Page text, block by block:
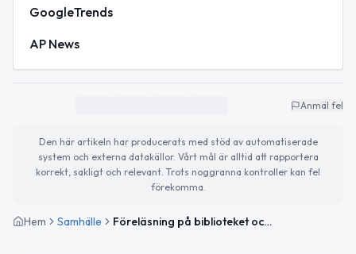
GoogleTrends
AP News
Anmäl fel
Den här artikeln har producerats med stöd av automatiserade
system och externa datakällor. Vårt mål är alltid att rapportera
korrekt, sakligt och relevant. Trots noggranna kontroller kan fel
förekomma.
Hem Samhälle Föreläsning på biblioteket och Supporterns dag firas